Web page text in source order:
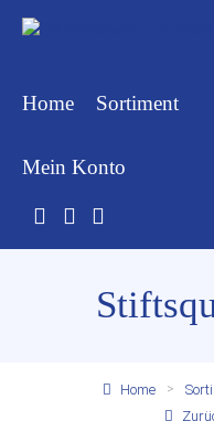
Home Sortiment
Mein Konto
Home